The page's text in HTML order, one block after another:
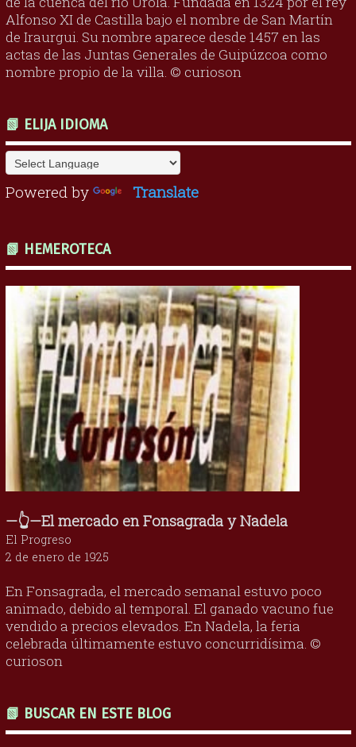
Alfonso XI de Castilla bajo el nombre de San Martín
de Iraurgui. Su nombre aparece desde 1457 en las
actas de las Juntas Generales de Guipúzcoa como
nombre propio de la villa. © curioson
📗 ELIJA IDIOMA
Powered by Translate
📗 HEMEROTECA
—👆—El mercado en Fonsagrada y Nadela
El Progreso
2 de enero de 1925
En Fonsagrada, el mercado semanal estuvo poco
animado, debido al temporal. El ganado vacuno fue
vendido a precios elevados. En Nadela, la feria
celebrada últimamente estuvo concurridísima. ©
curioson
📗 BUSCAR EN ESTE BLOG